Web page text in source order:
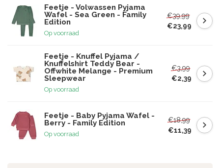
Feetje - Volwassen Pyjama
Wafel - Sea Green - Family
Edition
Op voorraad
€39,99
€23,99
Feetje - Knuffel Pyjama /
Knuffelshirt Teddy Bear -
Offwhite Melange - Premium
Sleepwear
Op voorraad
€3,99
€2,39
Feetje - Baby Pyjama Wafel -
Berry - Family Edition
Op voorraad
€18,99
€11,39